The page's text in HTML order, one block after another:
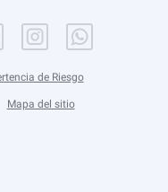
de Riesgo
Mapa del sitio